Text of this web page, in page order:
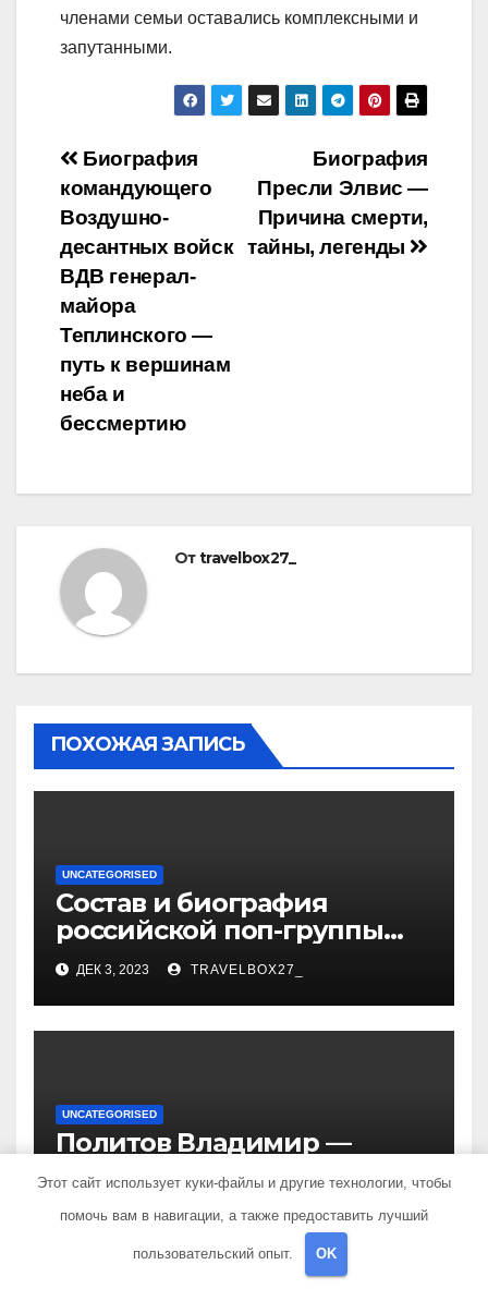
членами семьи оставались комплексными и
запутанными.
Навигация
по
записям
Биография
Пресли Элвис —
Причина смерти,
тайны, легенды
Биография
командующего
Воздушно-
десантных войск
ВДВ генерал-
майора
Теплинского —
путь к вершинам
неба и
бессмертию
Отtravelbox27_
ПОХОЖАЯ ЗАПИСЬ
UNCATEGORISED
Состав и биография
российской поп-группы
«Иванушки интернешнл»
— история успеха, музыка
и судьбы участников
ДЕК 3, 2023 TRAVELBOX27_
UNCATEGORISED
Политов Владимир —
узнайте все о его
биографии, возрасте и
впечатляющих
достижениях!
ДЕК 3, 2023 TRAVELBOX27_
Этот сайт использует куки-файлы и другие технологии, чтобы
помочь вам в навигации, а также предоставить лучший
пользовательский опыт. OK